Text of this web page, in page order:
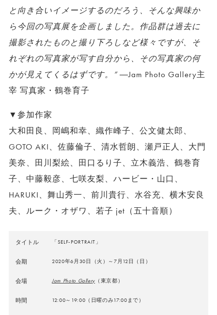
と向き合いイメージするのだろう、そんな興味か
ら今回の写真展を企画しました。作品群は過去に
撮影されたものと撮り下ろしなど様々ですが、そ
れぞれの写真家が写す自分から、その写真家の何
かが見えてくるはずです。”―Jam Photo Gallery主
宰 写真家・鶴巻育子
▼参加作家
大和田良、岡嶋和幸、織作峰子、公文健太郎、
GOTO AKI、佐藤倫子、清水哲朗、瀬戸正人、大門
美奈、田川梨絵、田口るり子、立木義浩、鶴巻育
子、中藤毅彦、七咲友梨、ハービー・山口、
HARUKI、舞山秀一、前川貴行、水谷充、横木安良
夫、ルーク・オザワ、若子 jet（五十音順）
タイトル 「SELF-PORTRAIT」
会期 2020年6月30日（火）～7月12日（日）
会場 Jam Photo Gallery （東京都）
時間 12:00～19:00（日曜のみ17:00まで）